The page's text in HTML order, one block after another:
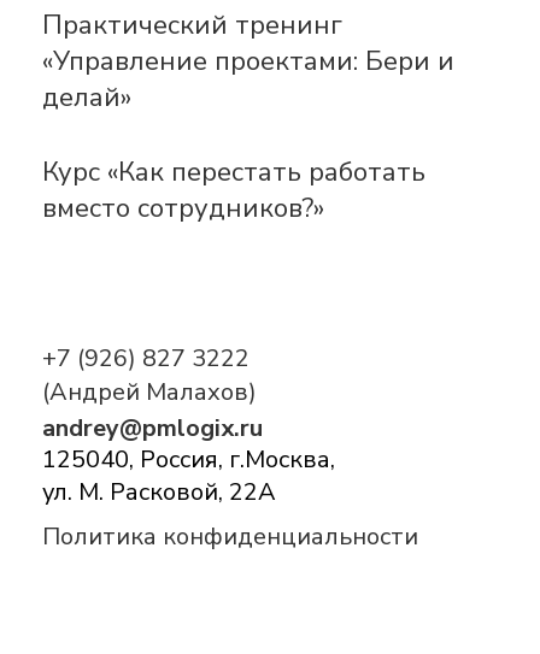
+7 (926) 827 3222
(Андрей Малахов)
andrey@pmlogix.ru
125040, Россия, г.Москва,
ул. М. Расковой, 22А
Политика конфиденциальности
Практический тренинг
«Управление проектами: Бери и
делай»
Курс «Как перестать работать
вместо сотрудников?»